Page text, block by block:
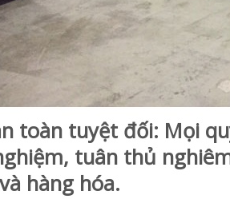
tuyệt đối: Mọi
tuân thủ
hàng hóa.